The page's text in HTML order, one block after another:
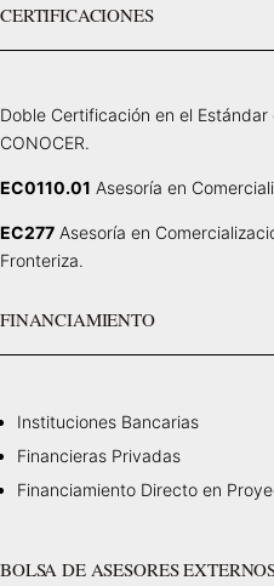
CERTIFICACIONES
Doble Certificación en el
CONOCER.
EC0110.01 Asesoría en
EC277 Asesoría en
Fronteriza.
FINANCIAMIENTO
Instituciones Bancarias
Financieras Privadas
Financiamiento Directo en
BOLSA DE ASESORES